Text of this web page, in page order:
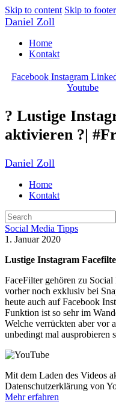
Skip to content Skip to footer
Daniel Zoll
Home
Kontakt
Facebook Instagram
Youtube
? Lustige
aktivieren ?|
Daniel Zoll
Home
Kontakt
Social Media Tipps
1. Januar 2020
Lustige Instagram
FaceFilter gehören zu
vorher noch exklusiv bei
heute auch auf Facebook
Funktion ist so sehr im
Welche verrückten aber vor
unbedingt mal ausprobieren
Mit dem Laden des Videos
Datenschutzerklärung von
Mehr erfahren